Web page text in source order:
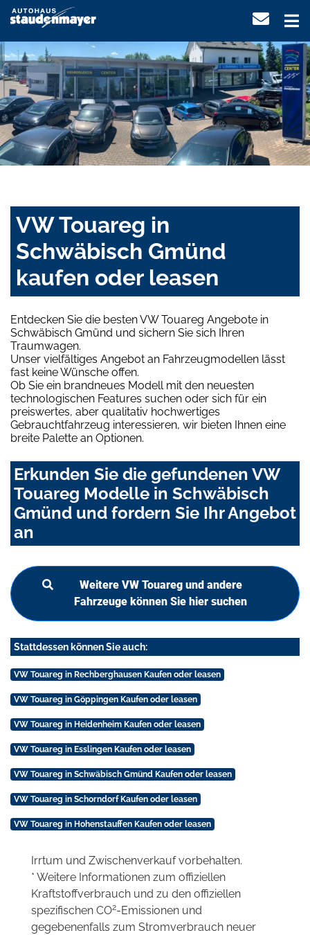
VW Touareg in
Schwäbisch Gmünd
kaufen oder leasen
Entdecken Sie die besten VW Touareg Angebote in
Schwäbisch Gmünd und sichern Sie sich Ihren
Traumwagen.
Unser vielfältiges Angebot an Fahrzeugmodellen lässt
fast keine Wünsche offen.
Ob Sie ein brandneues Modell mit den neuesten
technologischen Features suchen oder sich für ein
preiswertes, aber qualitativ hochwertiges
Gebrauchtfahrzeug interessieren, wir bieten Ihnen eine
breite Palette an Optionen.
Erkunden Sie die gefundenen VW
Touareg Modelle in Schwäbisch
Gmünd und fordern Sie Ihr Angebot
an
Weitere VW Touareg und andere
Fahrzeuge können Sie hier suchen
Stattdessen können Sie auch:
VW Touareg in Rechberghausen Kaufen oder leasen
VW Touareg in Göppingen Kaufen oder leasen
VW Touareg in Heidenheim Kaufen oder leasen
VW Touareg in Esslingen Kaufen oder leasen
VW Touareg in Schwäbisch Gmünd Kaufen oder leasen
VW Touareg in Schorndorf Kaufen oder leasen
VW Touareg in Hohenstauffen Kaufen oder leasen
Irrtum und Zwischenverkauf vorbehalten.
* Weitere Informationen zum offiziellen
Kraftstoffverbrauch und zu den offiziellen
spezifischen CO2-Emissionen und
gegebenenfalls zum Stromverbrauch neuer